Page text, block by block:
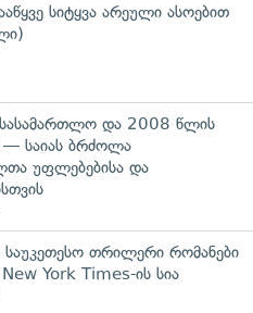
სიტყვა არეული ასოებით
სასამართლო და 2008 წლის
— საიას ბრძოლა
უფლებებისა და
საუკეთესო თრილერი რომანები
York Times-ის სია